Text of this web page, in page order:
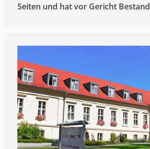
Seiten und hat vor Gericht Bestand